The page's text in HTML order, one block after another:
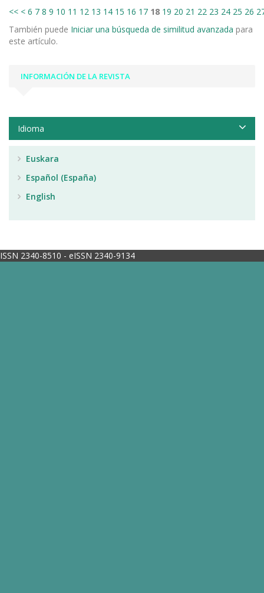
<< < 6 7 8 9 10 11 12 13 14 15 16 17 18 19 20 21 22 23 24 25 26
También puede Iniciar una búsqueda de similitud avanzada para
este artículo.
INFORMACIÓN DE LA REVISTA
Idioma
Euskara
Español (España)
English
ISSN 2340-8510 - eISSN 2340-9134